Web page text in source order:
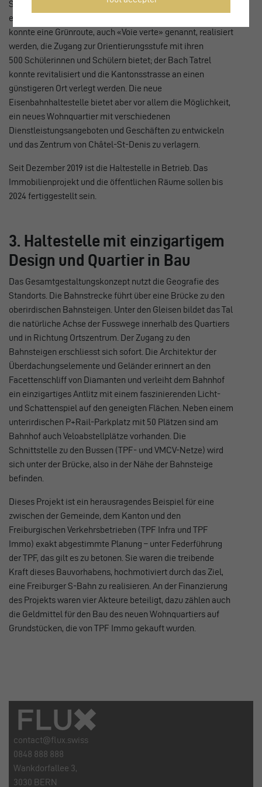
Stadtzentrum steht das Gelände des alten Bahnhofs für
eine neue Nutzung zur Verfügung; dank des neuen Standorts
konnte eine Grünroute, auch «Voie verte» genannt, realisiert
werden, die Zugang zur Orientierungsstufe mit ihren
500 Schülerinnen und Schülern bietet; der Bach Tatrel
konnte revitalisiert und die Kantonsstrasse an einen
günstigeren Ort verlegt werden. Die neue
Eisenbahnhaltestelle bietet aber vor allem die Möglichkeit,
ein neues Wohnquartier mit verschiedenen
Dienstleistungsangeboten und Geschäften zu entwickeln
und das Zentrum von Châtel-St-Denis zu verlagern.
Seit Dezember 2019 ist die Haltestelle in Betrieb. Das
Immobilienprojekt und die öffentlichen Räume sollen bis
2024 fertiggestellt sein.
3. Haltestelle mit einzigartigem
Design und Quartier in Bau
Das Gesamtgestaltungskonzept nutzt die Geografie des
Standorts. Die Bahnstrecke führt über eine Brücke zu den
oberirdischen Bahnsteigen. Unter den Gleisen bildet das Tal
die natürliche Achse der Fusswege innerhalb des Quartiers
und in Richtung Ortszentrum. Der Zugang zu den
Bahnsteigen erschliesst sich sofort. Die Architektur der
Überdachungselemente und Geländer erinnert an den
Facettenschliff von Diamanten und verleiht dem Bahnhof
ein einzigartiges Antlitz mit einem faszinierenden Licht-
und Schattenspiel auf den geneigten Flächen. Neben einem
unterirdischen P+Rail-Parkplatz mit 50 Plätzen sind am
Bahnhof auch Veloabstellplätze vorhanden. Die
Schnittstelle zu den Bussen (TPF- und VMCV-Netze) wird
sich unter der Brücke, also in der Nähe der Bahnsteige
befinden.
Dieses Projekt ist ein herausragendes Beispiel für eine
zwischen der Gemeinde, dem Kanton und den
Freiburgischen Verkehrsbetrieben (TPF Infra und TPF
Immo) exakt abgestimmte Planung – unter Federführung
der TPF, das gilt es zu betonen. Sie waren die treibende
Kraft dieses Bauvorhabens, hochmotiviert durch das Ziel,
eine Freiburger S-Bahn zu realisieren. An der Finanzierung
des Projekts waren vier Akteure beteiligt, dazu zählen auch
die Geldmittel für den Bau des neuen Wohnquartiers auf
Grundstücken, die von TPF Immo gekauft wurden.
contact@flux.swiss
0848 888 888
Wankdorfallee 3,
3030 BERN